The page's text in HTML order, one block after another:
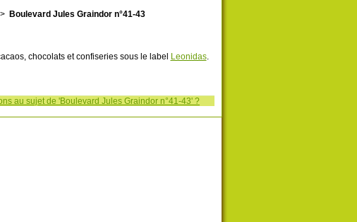
Boulevard Jules Graindor n°41-43
chocolats et confiseries sous le label Leonidas.
au sujet de 'Boulevard Jules Graindor n°41-43' ?